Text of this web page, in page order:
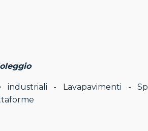
industriali - Lavapavimenti -